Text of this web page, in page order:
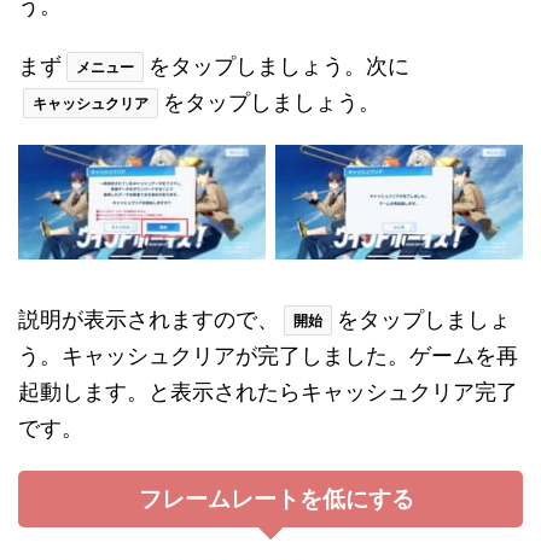
う。
まず メニュー をタップしましょう。次に
キャッシュクリア をタップしましょう。
説明が表示されますので、 開始
をタップしましょ
う。キャッシュクリアが完了しました。ゲームを再
起動します。と表示されたらキャッシュクリア完了
です。
フレームレートを低にする